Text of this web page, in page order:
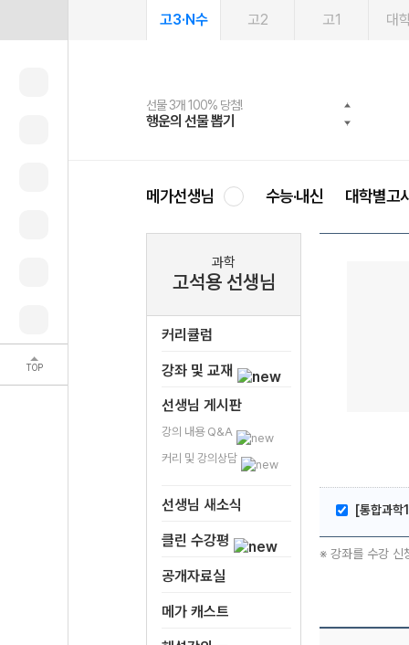
TOP
고3·N수 고2 고1 대
선물 3개 100% 당첨!
행운의 선물 뽑기
선물 100% 증정!
메가스터디 X 올리브
여름방학 스터디 캐시백
메가런 썸머스쿨
2027 러셀 단과
강사 공개선발
스마트러닝앱
설문 EVENT
메가패스
3일 무료 체험권
메가패스 수강생 무료혜택!
메가클럽 멤버십
사회공헌 캠페인
희망이룸 메가나눔
메가선생님 수능·내신 대학별고
과학
고석용 선생님
커리큘럼
강좌 및 교재
선생님 게시판
강의 내용 Q&A
커리 및 강의상담
선생님 새소식
클린 수강평
공개자료실
메가 캐스트
[통합과학
※ 강좌를 수강 신